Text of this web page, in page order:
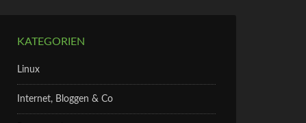
KATEGORIEN
Linux
Internet, Bloggen & Co